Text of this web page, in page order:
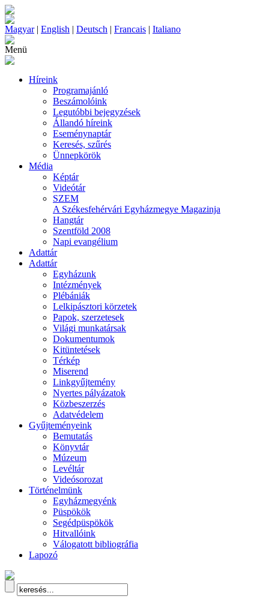
Magyar| English | Deutsch | Francais | Italiano
Menü
Híreink
Programajánló
Beszámolóink
Legutóbbi bejegyzések
Állandó híreink
Eseménynaptár
Keresés, szűrés
Ünnepkörök
Média
Képtár
Videótár
SZEM
A Székesfehérvári Egyházmegye Magazinja
Hangtár
Szentföld 2008
Napi evangélium
Adattár
Adattár
Egyházunk
Intézmények
Plébániák
Lelkipásztori körzetek
Papok, szerzetesek
Világi munkatársak
Dokumentumok
Kitüntetések
Térkép
Miserend
Linkgyűjtemény
Nyertes pályázatok
Közbeszerzés
Adatvédelem
Gyűjteményeink
Bemutatás
Könyvtár
Múzeum
Levéltár
Videósorozat
Történelmünk
Egyházmegyénk
Püspökök
Segédpüspökök
Hitvallóink
Válogatott bibliográfia
Lapozó